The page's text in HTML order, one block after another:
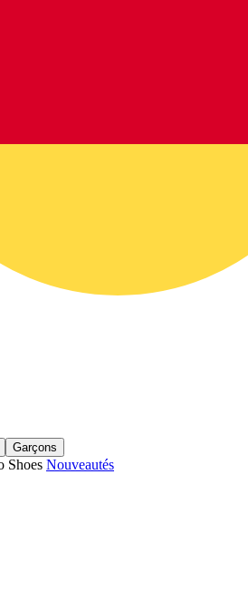
Garçons
Nouveautés